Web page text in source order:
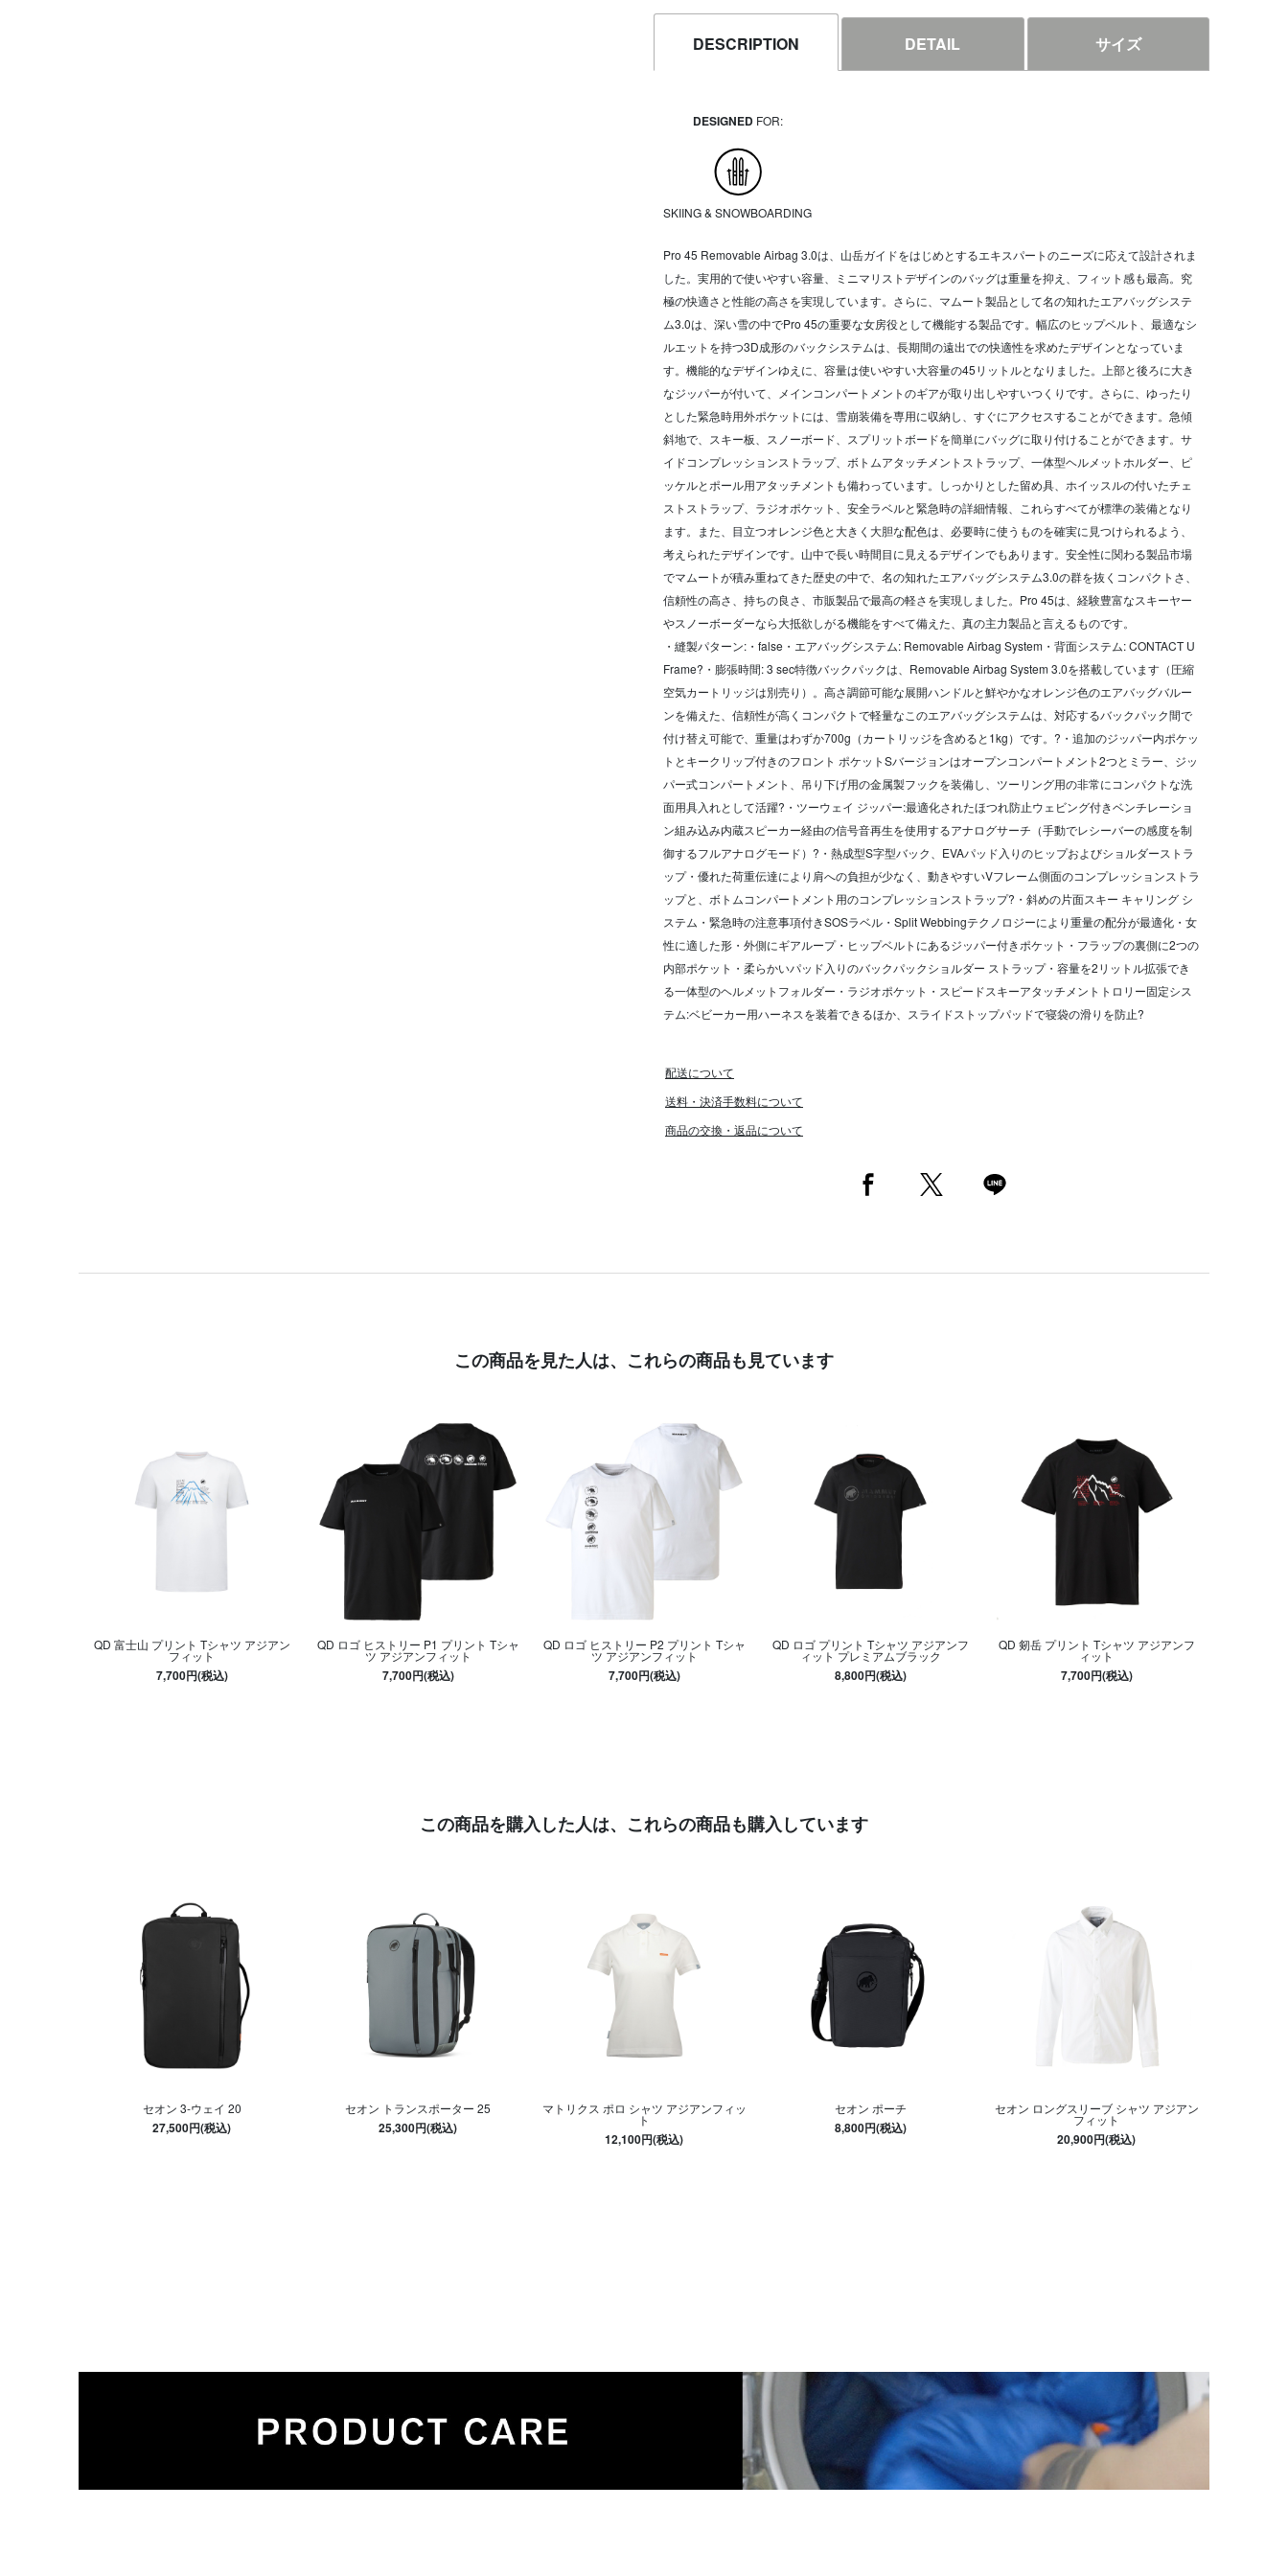
DESCRIPTION DETAIL サイズ
DESIGNEDFOR:
SKIING & SNOWBOARDING
Pro 45 Removable Airbag 3.0は、山岳ガイドをはじめとするエキスパートのニーズに応えて設計されま
した。実用的で使いやすい容量、ミニマリストデザインのバッグは重量を抑え、フィット感も最高。究
極の快適さと性能の高さを実現しています。さらに、マムート製品として名の知れたエアバッグシステ
ム3.0は、深い雪の中でPro 45の重要な女房役として機能する製品です。幅広のヒップベルト、最適なシ
ルエットを持つ3D成形のバックシステムは、長期間の遠出での快適性を求めたデザインとなっていま
す。機能的なデザインゆえに、容量は使いやすい大容量の45リットルとなりました。上部と後ろに大き
なジッパーが付いて、メインコンパートメントのギアが取り出しやすいつくりです。さらに、ゆったり
とした緊急時用外ポケットには、雪崩装備を専用に収納し、すぐにアクセスすることができます。急傾
斜地で、スキー板、スノーボード、スプリットボードを簡単にバッグに取り付けることができます。サ
イドコンプレッションストラップ、ボトムアタッチメントストラップ、一体型ヘルメットホルダー、ピ
ッケルとポール用アタッチメントも備わっています。しっかりとした留め具、ホイッスルの付いたチェ
ストストラップ、ラジオポケット、安全ラベルと緊急時の詳細情報、これらすべてが標準の装備となり
ます。また、目立つオレンジ色と大きく大胆な配色は、必要時に使うものを確実に見つけられるよう、
考えられたデザインです。山中で長い時間目に見えるデザインでもあります。安全性に関わる製品市場
でマムートが積み重ねてきた歴史の中で、名の知れたエアバッグシステム3.0の群を抜くコンパクトさ、
信頼性の高さ、持ちの良さ、市販製品で最高の軽さを実現しました。Pro 45は、経験豊富なスキーヤー
やスノーボーダーなら大抵欲しがる機能をすべて備えた、真の主力製品と言えるものです。
・縫製パターン:・false・エアバッグシステム: Removable Airbag System・背面システム: CONTACT U
Frame?・膨張時間: 3 sec特徴バックパックは、Removable Airbag System 3.0を搭載しています（圧縮
空気カートリッジは別売り）。高さ調節可能な展開ハンドルと鮮やかなオレンジ色のエアバッグバルー
ンを備えた、信頼性が高くコンパクトで軽量なこのエアバッグシステムは、対応するバックパック間で
付け替え可能で、重量はわずか700g（カートリッジを含めると1kg）です。?・追加のジッパー内ポケッ
トとキークリップ付きのフロント ポケットSバージョンはオープンコンパートメント2つとミラー、ジッ
パー式コンパートメント、吊り下げ用の金属製フックを装備し、ツーリング用の非常にコンパクトな洗
面用具入れとして活躍?・ツーウェイ ジッパー:最適化されたほつれ防止ウェビング付きベンチレーショ
ン組み込み内蔵スピーカー経由の信号音再生を使用するアナログサーチ（手動でレシーバーの感度を制
御するフルアナログモード）?・熱成型S字型バック、EVAパッド入りのヒップおよびショルダーストラ
ップ・優れた荷重伝達により肩への負担が少なく、動きやすいVフレーム側面のコンプレッションストラ
ップと、ボトムコンパートメント用のコンプレッションストラップ?・斜めの片面スキー キャリング シ
ステム・緊急時の注意事項付きSOSラベル・Split Webbingテクノロジーにより重量の配分が最適化・女
性に適した形・外側にギアループ・ヒップベルトにあるジッパー付きポケット・フラップの裏側に2つの
内部ポケット・柔らかいパッド入りのバックパックショルダー ストラップ・容量を2リットル拡張でき
る一体型のヘルメットフォルダー・ラジオポケット・スピードスキーアタッチメントトロリー固定シス
テム:ベビーカー用ハーネスを装着できるほか、スライドストップパッドで寝袋の滑りを防止?
配送について
送料・決済手数料について
商品の交換・返品について
この商品を見た人は、 これらの商品も見ています
QD 富士山 プリント Tシャツ アジアン
フィット
7,700円(税込)
QD ロゴ ヒストリー P1 プリント Tシャ
ツ アジアンフィット
7,700円(税込)
QD ロゴ ヒストリー P2 プリント Tシャ
ツ アジアンフィット
7,700円(税込)
QD ロゴ プリント Tシャツ アジアンフ
ィット プレミアムブラック
8,800円(税込)
QD 剱岳 プリント Tシャツ アジアンフ
ィット
7,700円(税込)
この商品を購入した人は、 これらの商品も購入しています
セオン 3-ウェイ 20
27,500円(税込)
セオン トランスポーター 25
25,300円(税込)
マトリクス ポロ シャツ アジアンフィッ
ト
12,100円(税込)
セオン ポーチ
8,800円(税込)
セオン ロングスリーブ シャツ アジアン
フィット
20,900円(税込)